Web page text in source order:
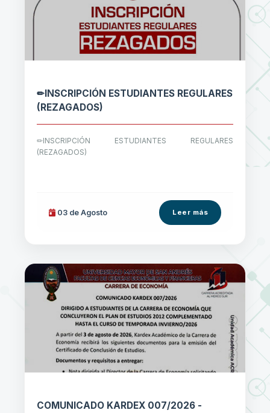
✏INSCRIPCIÓN ESTUDIANTES REGULARES
(REZAGADOS)
✏INSCRIPCIÓN ESTUDIANTES REGULARES
(REZAGADOS)
03 de Agosto Leer más
COMUNICADO KARDEX 007/2026 -